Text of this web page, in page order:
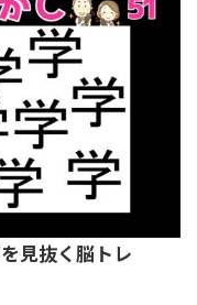
見抜く脳トレ